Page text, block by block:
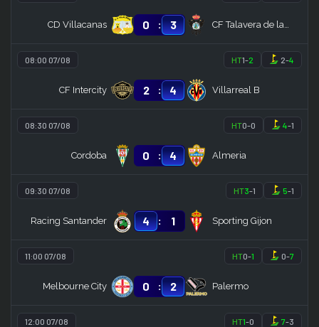
CD Villacanas 0 : 3 CF Talavera de la Reina
08:00 07/08 HT1-2 2-4
CF Intercity 2 : 4 Villarreal B
08:30 07/08 HT0-0 4-1
Cordoba 0 : 4 Almeria
09:30 07/08 HT3-1 5-1
Racing Santander 4 : 1 Sporting Gijon
11:00 07/08 HT0-1 0-7
Melbourne City 0 : 2 Palermo
12:00 07/08 HT1-0 7-3